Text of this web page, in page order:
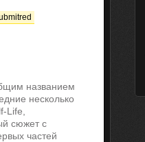
названием
несколько
Life,
сюжет с
частей